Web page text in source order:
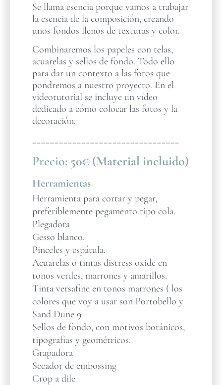
Se llama esencia porque vamos a trabajar
la esencia de la composición, creando
unos fondos llenos de texturas y color.
Combinaremos los papeles con telas,
acuarelas y sellos de fondo. Todo ello
para dar un contexto a las fotos que
pondremos a nuestro proyecto. En el
videotutorial se incluye un vídeo
dedicado a cómo colocar las fotos y la
decoración.
_________________________________
Precio: 50€ (Material incluido)
Herramientas
Herramienta para cortar y pegar,
preferiblemente pegamento tipo cola.
Plegadora
Gesso blanco.
Pinceles y espátula.
Acuarelas o tintas distress oxide en
tonos verdes, marrones y amarillos.
Tinta versafine en tonos marrones ( los
colores que voy a usar son Portobello y
Sand Dune 9
Sellos de fondo, con motivos botánicos,
tipografias y geométricos.
Grapadora
Secador de embossing
Crop a dile